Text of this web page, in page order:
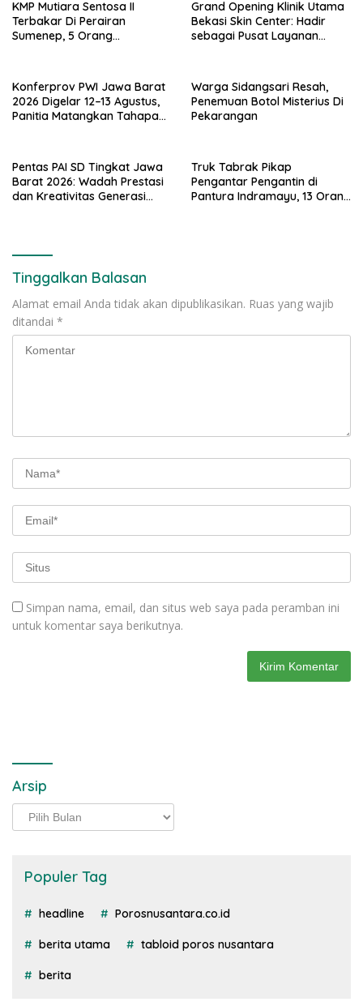
KMP Mutiara Sentosa II
Terbakar Di Perairan
Sumenep, 5 Orang
Grand Opening Klinik Utama
Bekasi Skin Center: Hadir
sebagai Pusat Layanan
Konferprov PWI Jawa Barat
2026 Digelar 12–13 Agustus,
Panitia Matangkan Tahapan
Warga Sidangsari Resah,
Penemuan Botol Misterius Di
Pekarangan
Pentas PAI SD Tingkat Jawa
Barat 2026: Wadah Prestasi
dan Kreativitas Generasi
Truk Tabrak Pikap
Pengantar Pengantin di
Pantura Indramayu, 13 Orang
Tinggalkan Balasan
Alamat email Anda tidak akan dipublikasikan. Ruas yang wajib
ditandai *
Simpan nama, email, dan situs web saya pada peramban ini
untuk komentar saya berikutnya.
Arsip
Arsip
Populer Tag
headline Porosnusantara.co.id
berita utama tabloid poros nusantara
berita